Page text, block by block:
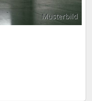
Musterbild